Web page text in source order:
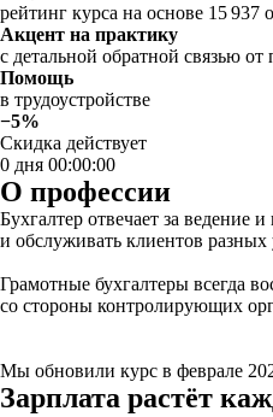
рейтинг курса на основе 15 937
Акцент на практику
с детальной обратной связью
Помощь
в трудоустройстве
−5%
Скидка действует
0 дня 00:00:00
О профессии
Бухгалтер отвечает за
и обслуживать клиентов
Грамотные бухгалтеры всегда
со стороны контролирующих
Мы обновили курс в феврале
Зарплата растёт